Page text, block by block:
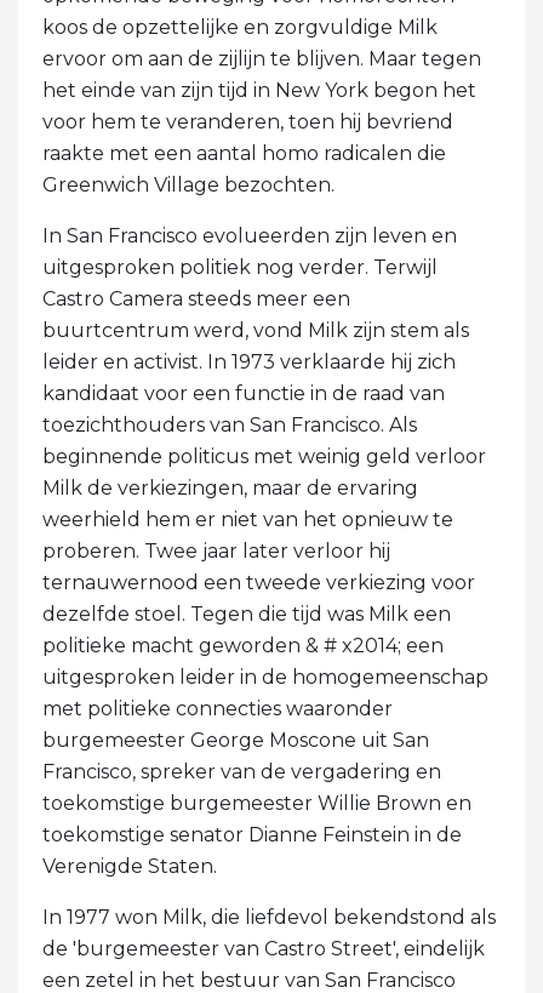
koos de opzettelijke en zorgvuldige Milk
ervoor om aan de zijlijn te blijven. Maar tegen
het einde van zijn tijd in New York begon het
voor hem te veranderen, toen hij bevriend
raakte met een aantal homo radicalen die
Greenwich Village bezochten.
In San Francisco evolueerden zijn leven en
uitgesproken politiek nog verder. Terwijl
Castro Camera steeds meer een
buurtcentrum werd, vond Milk zijn stem als
leider en activist. In 1973 verklaarde hij zich
kandidaat voor een functie in de raad van
toezichthouders van San Francisco. Als
beginnende politicus met weinig geld verloor
Milk de verkiezingen, maar de ervaring
weerhield hem er niet van het opnieuw te
proberen. Twee jaar later verloor hij
ternauwernood een tweede verkiezing voor
dezelfde stoel. Tegen die tijd was Milk een
politieke macht geworden & # x2014; een
uitgesproken leider in de homogemeenschap
met politieke connecties waaronder
burgemeester George Moscone uit San
Francisco, spreker van de vergadering en
toekomstige burgemeester Willie Brown en
toekomstige senator Dianne Feinstein in de
Verenigde Staten.
In 1977 won Milk, die liefdevol bekendstond als
de 'burgemeester van Castro Street', eindelijk
een zetel in het bestuur van San Francisco